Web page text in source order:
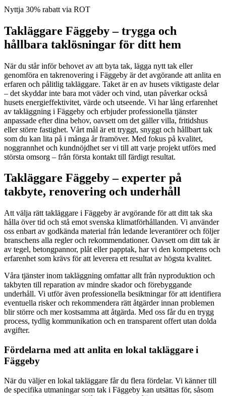
Nyttja 30% rabatt via ROT
Takläggare Fäggeby – trygga och
hållbara taklösningar för ditt hem
När du står inför behovet av att byta tak, lägga nytt tak eller
genomföra en takrenovering i Fäggeby är det avgörande att anlita en
erfaren och pålitlig takläggare. Taket är en av husets viktigaste delar
– det skyddar inte bara mot väder och vind, utan påverkar också
husets energieffektivitet, värde och utseende. Vi har lång erfarenhet
av takläggning i Fäggeby och erbjuder professionella tjänster
anpassade efter dina behov, oavsett om det gäller villa, fritidshus
eller större fastighet. Vårt mål är ett tryggt, snyggt och hållbart tak
som du kan lita på i många år framöver. Med fokus på kvalitet,
noggrannhet och kundnöjdhet ser vi till att varje projekt utförs med
största omsorg – från första kontakt till färdigt resultat.
Takläggare Fäggeby – experter på
takbyte, renovering och underhåll
Att välja rätt takläggare i Fäggeby är avgörande för att ditt tak ska
hålla över tid och stå emot svenska klimatförhållanden. Vi använder
oss enbart av godkända material från ledande leverantörer och följer
branschens alla regler och rekommendationer. Oavsett om ditt tak är
av tegel, betongpannor, plåt eller papptak, har vi den kompetens och
erfarenhet som krävs för att leverera ett resultat av högsta kvalitet.
Våra tjänster inom takläggning omfattar allt från nyproduktion och
takbyten till reparation av mindre skador och förebyggande
underhåll. Vi utför även professionella besiktningar för att identifiera
eventuella risker och rekommendera rätt åtgärder innan problemen
blir större och mer kostsamma att åtgärda. Med oss får du en trygg
process, tydlig kommunikation och en transparent offert utan dolda
avgifter.
Fördelarna med att anlita en lokal takläggare i
Fäggeby
När du väljer en lokal takläggare får du flera fördelar. Vi känner till
de specifika utmaningar som tak i Fäggeby kan utsättas för, såsom